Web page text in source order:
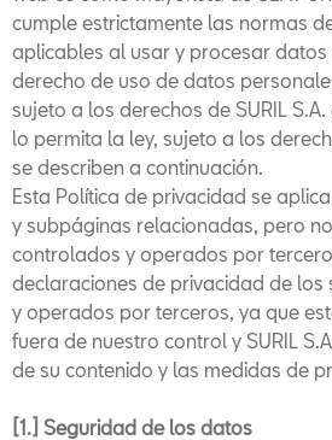
cumple estrictamente las normas
aplicables al usar y procesar datos
derecho de uso de datos
sujeto a los derechos de SURIL
lo permita la ley, sujeto a los
se describen a continuación.
Esta Política de privacidad se
y subpáginas relacionadas, pero
controlados y operados por
declaraciones de privacidad de los
y operados por terceros, ya que
fuera de nuestro control y SURIL
de su contenido y las medidas de
[1.] Seguridad de los datos